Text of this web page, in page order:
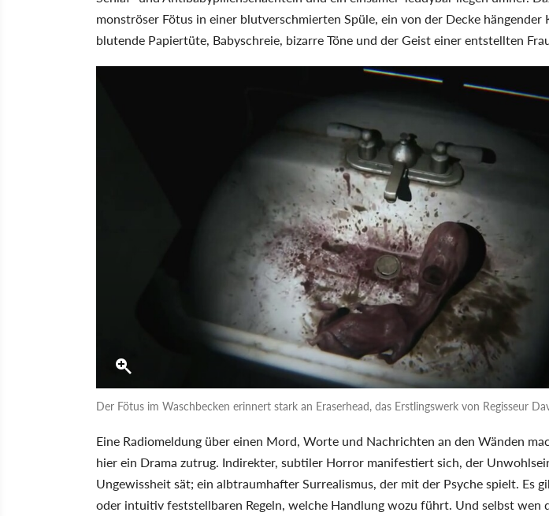
monströser Fötus in einer blutverschmierten Spüle, ein von der Decke hängender
blutende Papiertüte, Babyschreie, bizarre Töne und der Geist einer entstellten
Der Fötus im Waschbecken erinnert stark an Eraserhead, das Erstlingswerk von Regisseur
Eine Radiomeldung über einen Mord, Worte und Nachrichten an den Wänden
hier ein Drama zutrug. Indirekter, subtiler Horror manifestiert sich, der
Ungewissheit sät; ein albtraumhafter Surrealismus, der mit der Psyche spielt. Es
oder intuitiv feststellbaren Regeln, welche Handlung wozu führt. Und selbst wen